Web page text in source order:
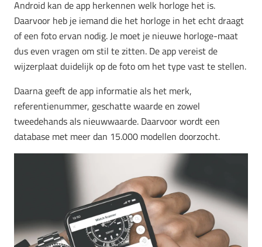
Android kan de app herkennen welk horloge het is.
Daarvoor heb je iemand die het horloge in het echt draagt
of een foto ervan nodig. Je moet je nieuwe horloge-maat
dus even vragen om stil te zitten. De app vereist de
wijzerplaat duidelijk op de foto om het type vast te stellen.
Daarna geeft de app informatie als het merk,
referentienummer, geschatte waarde en zowel
tweedehands als nieuwwaarde. Daarvoor wordt een
database met meer dan 15.000 modellen doorzocht.